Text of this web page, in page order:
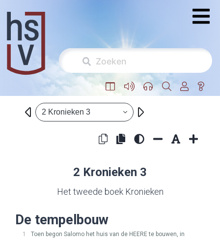
2 Kronieken 3
2 Kronieken 3
Het tweede boek Kronieken
De tempelbouw
1 Toen begon Salomo het huis van de HEEREte bouwen, in